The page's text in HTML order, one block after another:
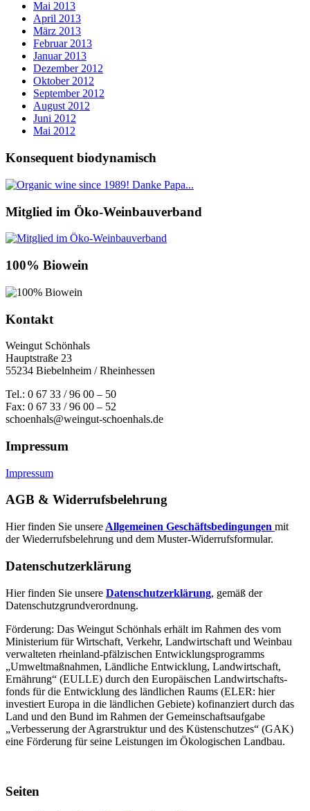
Mai 2013
April 2013
März 2013
Februar 2013
Januar 2013
Dezember 2012
Oktober 2012
September 2012
August 2012
Juni 2012
Mai 2012
Konsequent biodynamisch
Mitglied im Öko-Weinbauverband
100% Biowein
Kontakt
Weingut Schönhals
Hauptstraße 23
55234 Biebelnheim / Rheinhessen
Tel.: 0 67 33 / 96 00 – 50
Fax: 0 67 33 / 96 00 – 52
schoenhals@weingut-schoenhals.de
Impressum
Impressum
AGB & Widerrufsbelehrung
Hier finden Sie unsere Allgemeinen Geschäftsbedingungen mit
der Wiederrufsbelehrung und dem Muster-Widerrufsformular.
Datenschutzerklärung
Hier finden Sie unsere Datenschutzerklärung, gemäß der
Datenschutzgrundverordnung.
Förderung: Das Weingut Schönhals erhält im Rahmen des vom
Minis­terium für Wirtschaft, Verkehr, Land­wirt­schaft und Weinbau
verwal­teten rhein­land-pfälzischen Entwick­lungs­programms
„Umwelt­maßnahmen, Länd­liche Entwick­lung, Landwirt­schaft,
Ernährung“ (EULLE) durch den Euro­päischen Land­wirtschafts­
fonds für die Entwick­lung des länd­lichen Raums (ELER: hier
investiert Europa in die ländlichen Gebiete) kofinanziert durch das
Land und den Bund im Rahmen der Gemein­schafts­aufgabe
„Verbes­serung der Agrar­struktur und des Küsten­schutzes“ (GAK)
eine Förderung für seine Leis­tungen im Ökolo­gischen Landbau.
Seiten